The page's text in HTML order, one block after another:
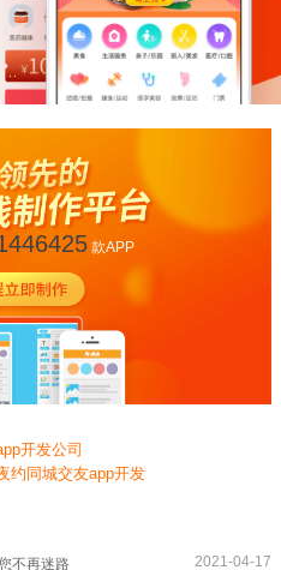
款APP
开发公司
约同城交友app开发
不再迷路 2021-04-17